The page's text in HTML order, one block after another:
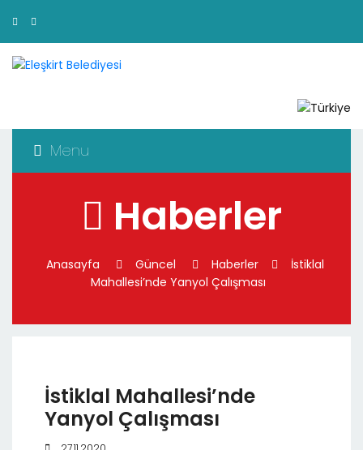
Menu
Haberler
Anasayfa Güncel Haberler
İstiklal
Mahallesi’nde Yanyol Çalışması
İstiklal Mahallesi’nde
Yanyol Çalışması